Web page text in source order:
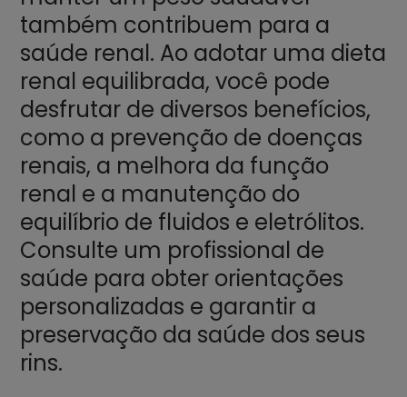
também contribuem para a
saúde renal. Ao adotar uma dieta
renal equilibrada, você pode
desfrutar de diversos benefícios,
como a prevenção de doenças
renais, a melhora da função
renal e a manutenção do
equilíbrio de fluidos e eletrólitos.
Consulte um profissional de
saúde para obter orientações
personalizadas e garantir a
preservação da saúde dos seus
rins.